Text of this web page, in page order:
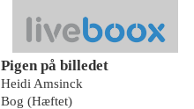
Pigen på billedet
Heidi Amsinck
Bog (Hæftet)